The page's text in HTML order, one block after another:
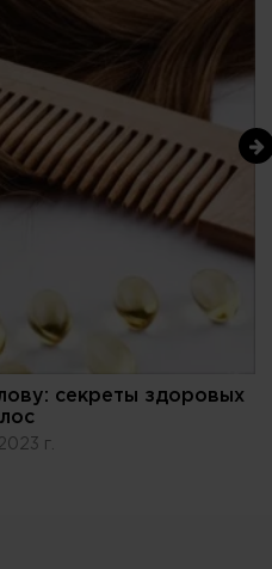
секреты здоровых
г.